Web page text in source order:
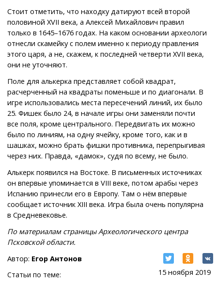
Стоит отметить, что находку датируют всей второй
половиной XVII века, а Алексей Михайлович правил
только в 1645–1676 годах. На каком основании археологи
отнесли скамейку с полем именно к периоду правления
этого царя, а не, скажем, к последней четверти XVII века,
они не уточняют.
Поле для алькерка представляет собой квадрат,
расчерченный на квадраты поменьше и по диагонали. В
игре использовались места пересечений линий, их было
25. Фишек было 24, в начале игры они заменяли почти
все поля, кроме центрального. Передвигать их можно
было по линиям, на одну ячейку, кроме того, как и в
шашках, можно брать фишки противника, перепрыгивая
через них. Правда, «дамок», судя по всему, не было.
Алькерк появился на Востоке. В письменных источниках
он впервые упоминается в VIII веке, потом арабы через
Испанию принесли его в Европу. Там о нём впервые
сообщает источник XIII века. Игра была очень популярна
в Средневековье.
По материалам страницыАрхеологического центра
Псковской области.
15 ноября 2019
Автор: Егор Антонов
Статьи по теме: